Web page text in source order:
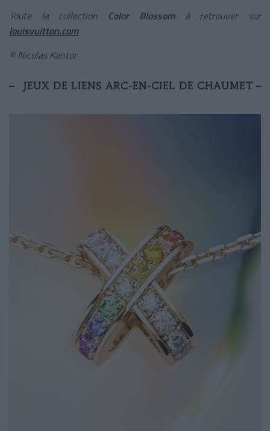
Toute la collection Color Blossomà retrouver sur
louisvuitton.com
© Nicolas Kantor
JEUX DE LIENS ARC-EN-CIEL DE CHAUMET